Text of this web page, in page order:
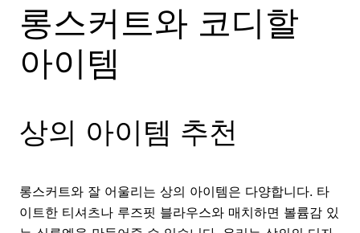
롱스커트와 코디할
아이템
상의 아이템 추천
롱스커트와 잘 어울리는 상의 아이템은 다양합니다. 타
이트한 티셔츠나 루즈핏 블라우스와 매치하면 볼륨감 있